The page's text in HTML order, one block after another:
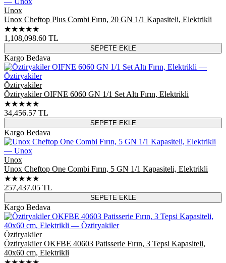
Unox
Unox Cheftop Plus Combi Fırın, 20 GN 1/1 Kapasiteli, Elektrikli
★★★★★
1,108,098.60 TL
SEPETE EKLE
Kargo Bedava
Öztiryakiler
Öztiryakiler OIFNE 6060 GN 1/1 Set Altı Fırın, Elektrikli
★★★★★
34,456.57 TL
SEPETE EKLE
Kargo Bedava
Unox
Unox Cheftop One Combi Fırın, 5 GN 1/1 Kapasiteli, Elektrikli
★★★★★
257,437.05 TL
SEPETE EKLE
Kargo Bedava
Öztiryakiler
Öztiryakiler OKFBE 40603 Patisserie Fırın, 3 Tepsi Kapasiteli,
40x60 cm, Elektrikli